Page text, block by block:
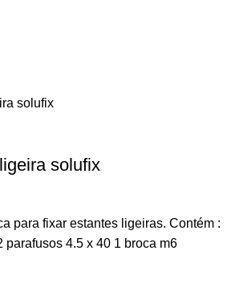
solufix
para fixar estantes ligeiras. Contém :
parafusos 4.5 x 40 1 broca m6